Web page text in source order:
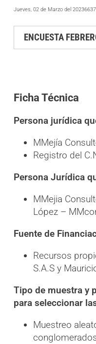
Jueves, 02 de Marzo del 2023
ENCUESTA
Ficha Técnica
Persona jurídica
MMejía
Registro del
Persona Jurídica
MMejia
López –
Fuente de
Recursos
S.A.S y
Tipo de muestra y
para seleccionar
Muestreo